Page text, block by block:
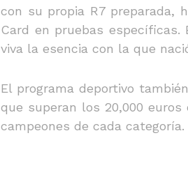
con su propia R7 preparada,
Card en pruebas
viva la esencia con la que
El programa deportivo
que superan los 20,000
campeones de cada categoría.